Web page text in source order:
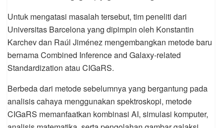
Untuk mengatasi masalah tersebut, tim peneliti dari
Universitas Barcelona yang dipimpin oleh Konstantin
Karchev dan Raúl Jiménez mengembangkan metode baru
bernama Combined Inference and Galaxy-related
Standardization atau CIGaRS.
Berbeda dari metode sebelumnya yang bergantung pada
analisis cahaya menggunakan spektroskopi, metode
CIGaRS memanfaatkan kombinasi AI, simulasi komputer,